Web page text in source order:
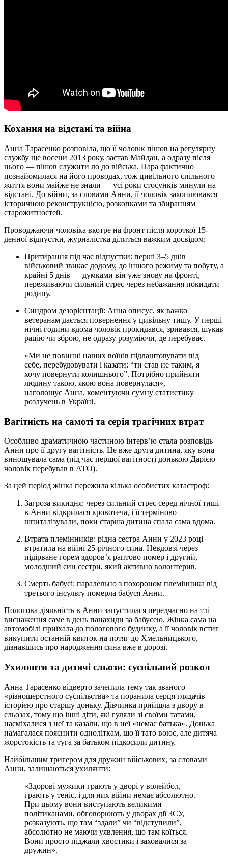
Кохання на відстані та війна
Анна Тарасенко розповіла, що її чоловік пішов на регулярну
службу ще восени 2013 року, застав Майдан, а одразу після
нього — пішов служити ло до війська. Пара фактично
познайомилася на його проводах, тож цивільного спільного
життя вони майже не знали — усі роки стосунків минули на
відстані. До війни, за словами Анни, її чоловік захоплювався
історичною реконструкцією, розкопками та збиранням
старожитностей.
Проводжаючи чоловіка вкотре на фронт після короткої 15-
денної відпустки, журналістка ділиться важким досвідом:
Притирання під час відпустки: перші 3–5 днів
військовий звикає додому, до іншого режиму та побуту, а
крайні 5 днів — думками він уже знову на фронті,
переживаючи сильний стрес через небажання покидати
родину.
Синдром дезорієнтації: Анна описує, як важко
ветеранам дається повернення у цивільну тишу. У перші
нічні години вдома чоловік прокидався, зривався, шукав
рацію чи зброю, не одразу розуміючи, де перебуває.
«Ми не повинні наших воїнів підлаштовувати під
себе, перебудовувати і казати: “ти став не таким, я
хочу повернути колишнього”. Потрібно прийняти
людину такою, якою вона повернулася», —
наголошує Анна, коментуючи сумну статистику
розлучень в Україні.
Вагітність на самоті та серія трагічних втрат
Особливо драматичною частиною інтерв’ю стала розповідь
Анни про її другу вагітність. Це вже друга дитина, яку вона
виношувала сама (під час першої вагітності донькою Дарією
чоловік перебував в АТО).
За цей період жінка пережила кілька особистих катастроф:
Загроза викидня: через сильний стрес серед нічної тиші
в Анни відкрилася кровотеча, і її терміново
шпиталізували, поки старша дитина спала сама вдома.
Втрата племінників: рідна сестра Анни у 2023 році
втратила на війні 25-річного сина. Невдовзі через
підірване горем здоров’я раптово помер і другий,
молодший син сестри, який активно волонтерив.
Смерть бабусі: паралельно з похороном племінника від
третього інсульту померла бабуся Анни.
Пологова діяльність в Анни запустилася передчасно на тлі
виснаження саме в день панахиди за бабусею. Жінка сама на
автомобілі приїхала до пологового будинку, а її чоловік встиг
викупити останній квиток на потяг до Хмельницького,
дізнавшись про народження сина вже в дорозі.
Ухилянти та дитячі сльози: суспільний розкол
Анна Тарасенко відверто зачепила тему так званого
«різношерстного суспільства» та поранила серця глядачів
історією про старшу доньку. Дівчинка прийшла з двору в
сльозах, тому що інші діти, які гуляли зі своїми татами,
насміхалися з неї та казали, що в неї «немає батька». Донька
намагалася пояснити одноліткам, що її тато воює, але дитяча
жорстокість та туга за батьком підкосили дитину.
Найбільшим тригером для дружин військових, за словами
Анни, залишаються ухилянти:
«Здорові мужики грають у дворі у волейбол,
грають у теніс, і для них війни немає абсолютно.
При цьому вони виступають великими
політиканами, обговорюють у дворах дії ЗСУ,
розказують, що там “здали” чи “відступили”,
абсолютно не маючи уявлення, що там коїться.
Вони просто піджали хвостики і заховалися за
дружин».